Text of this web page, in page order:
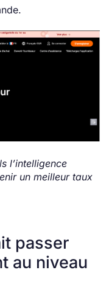
l’intelligence
un meilleur taux
passer
au niveau